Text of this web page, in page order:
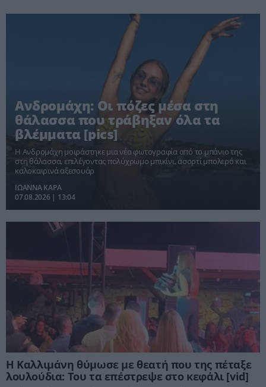
Ανδρομάχη: Οι πόζες μέσα στη
θάλασσα που τράβηξαν όλα τα
βλέμματα [pics]
Η Ανδρομάχη μοιράστηκε μια νέα φωτογραφία από το μπάνιο της
στη θάλασσα, επιλέγοντας πολύχρωμο μπικίνι, ασορτί μπολερό και
καλοκαιρινά αξεσουάρ
ΙΩΑΝΝΑ ΚΑΡΑ
07.08.2026 | 13:04
Η Καλλιμάνη θύμωσε με θεατή που της πέταξε
λουλούδια: Του τα επέστρεψε στο κεφάλι [vid]